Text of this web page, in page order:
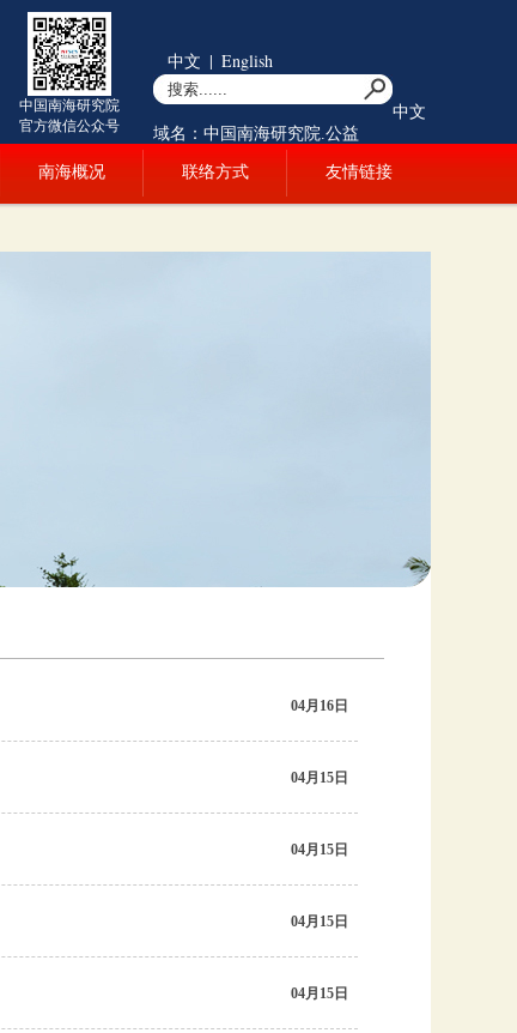
中国南海研究院
官方微信公众号
中文 | English
中文
域名：中国南海研究院.公益
南海概况 联络方式 友情链接
04月16日
04月15日
04月15日
04月15日
04月15日